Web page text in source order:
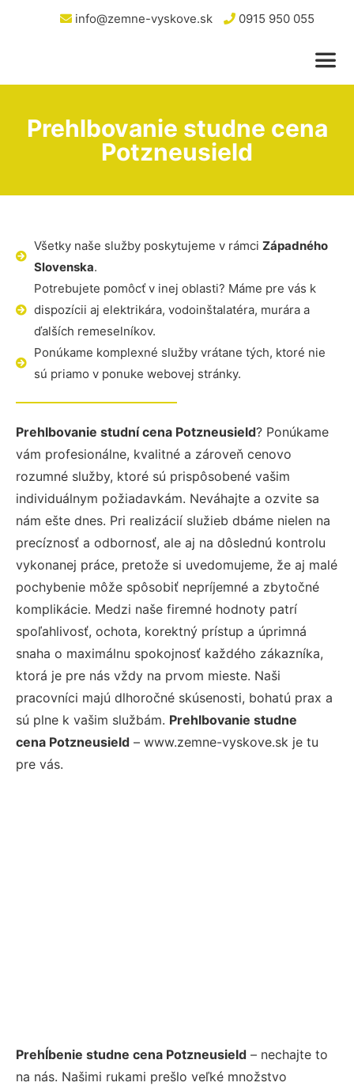
info@zemne-vyskove.sk 0915 950 055
Prehlbovanie studne cena
Potzneusield
Všetky naše služby poskytujeme v rámci Západného
Slovenska.
Potrebujete pomôcť v inej oblasti? Máme pre vás k
dispozícii aj elektrikára, vodoinštalatéra, murára a
ďalších remeselníkov.
Ponúkame komplexné služby vrátane tých, ktoré nie
sú priamo v ponuke webovej stránky.
Prehlbovanie studní cena Potzneusield? Ponúkame
vám profesionálne, kvalitné a zároveň cenovo
rozumné služby, ktoré sú prispôsobené vašim
individuálnym požiadavkám. Neváhajte a ozvite sa
nám ešte dnes. Pri realizácií služieb dbáme nielen na
precíznosť a odbornosť, ale aj na dôslednú kontrolu
vykonanej práce, pretože si uvedomujeme, že aj malé
pochybenie môže spôsobiť nepríjemné a zbytočné
komplikácie. Medzi naše firemné hodnoty patrí
spoľahlivosť, ochota, korektný prístup a úprimná
snaha o maximálnu spokojnosť každého zákazníka,
ktorá je pre nás vždy na prvom mieste. Naši
pracovníci majú dlhoročné skúsenosti, bohatú prax a
sú plne k vašim službám. Prehlbovanie studne
cena Potzneusield – www.zemne-vyskove.sk je tu
pre vás.
Prehĺbenie studne cena Potzneusield – nechajte to
na nás. Našimi rukami prešlo veľké množstvo